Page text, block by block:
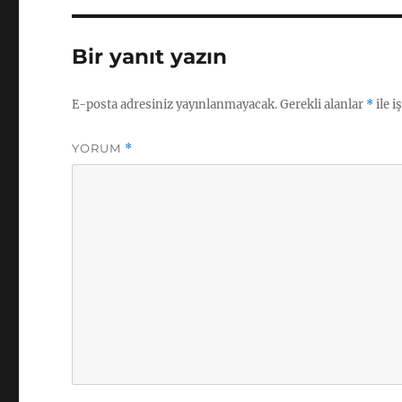
Bir yanıt yazın
E-posta adresiniz yayınlanmayacak.Gerekli alanlar *ile
YORUM *